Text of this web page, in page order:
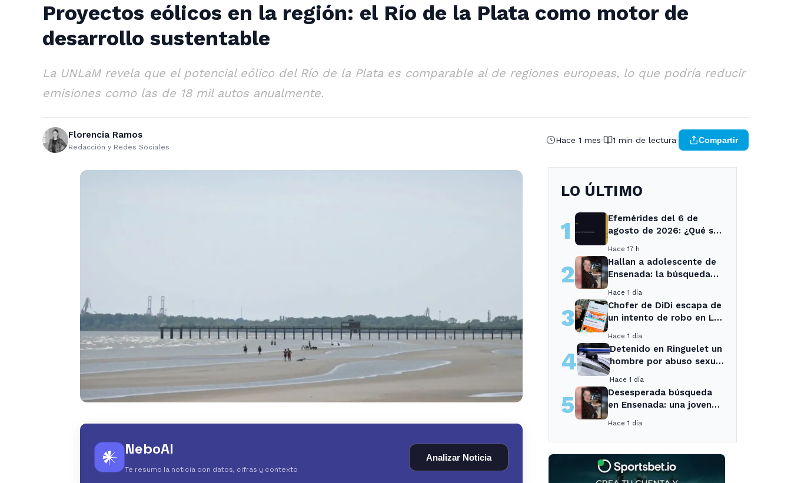
Proyectos eólicos en la región: el Río de la Plata como motor de
desarrollo sustentable
La UNLaM revela que el potencial eólico del Río de la Plata es comparable al de regiones europeas, lo que podría reducir
emisiones como las de 18 mil autos anualmente.
Florencia Ramos
Redacción y Redes Sociales
Hace 1 mes 1 min de lectura Compartir
𒀭 NeboAI
Te resumo la noticia con datos, cifras y contexto
Analizar Noticia
LO ÚLTIMO
1
Efemérides del 6 de
agosto de 2026: ¿Qué se
Hace 17 h
2
Hallan a adolescente de
Ensenada: la búsqueda
Hace 1 día
3
Chofer de DiDi escapa de
un intento de robo en La
arrestada
Hace 1 día
4
Detenido en Ringuelet un
hombre por abuso sexual
Hace 1 día
5
Desesperada búsqueda
en Ensenada: una joven
Hace 1 día